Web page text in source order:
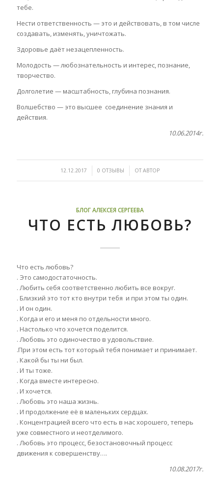
тебе.
Нести ответственность — это и действовать, в том числе
создавать, изменять, уничтожать.
Здоровье даёт незацепленность.
Молодость — любознательность и интерес, познание,
творчество.
Долголетие — масштабность, глубина познания.
Волшебство — это высшее соединение знания и
действия.
10.06.2014г.
12.12.2017
/ 0 ОТЗЫВЫ
/ ОТАВТОР
БЛОГ АЛЕКСЕЯ СЕРГЕЕВА
ЧТО ЕСТЬ ЛЮБОВЬ?
Что есть любовь?
. Это самодостаточность.
. Любить себя соответственно любить все вокруг.
. Близкий это тот кто внутри тебя и при этом ты один.
. И он один.
. Когда и его и меня по отдельности много.
. Настолько что хочется поделится.
. Любовь это одиночество в удовольствие.
.При этом есть тот который тебя понимает и принимает.
. Какой бы ты ни был.
. И ты тоже.
. Когда вместе интересно.
. И хочется.
. Любовь это наша жизнь.
. И продолжение её в маленьких сердцах.
. Концентрацией всего что есть в нас хорошего, теперь
уже совместного и неотделимого.
. Любовь это процесс, безостановочный процесс
движения к совершенству….
10.08.2017г.